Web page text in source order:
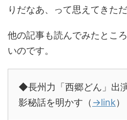
りだなあ、って思えてきただ
他の記事も読んでみたとこ
いのです。
◆長州力「西郷どん」出
影秘話を明かす（ →link）